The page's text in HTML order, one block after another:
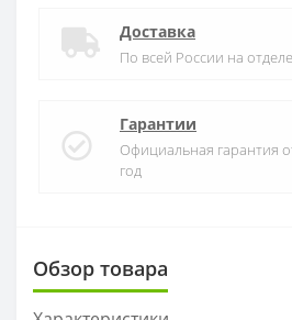
Доставка
По всей России на
Гарантии
Официальная гарантия
год
Обзор товара